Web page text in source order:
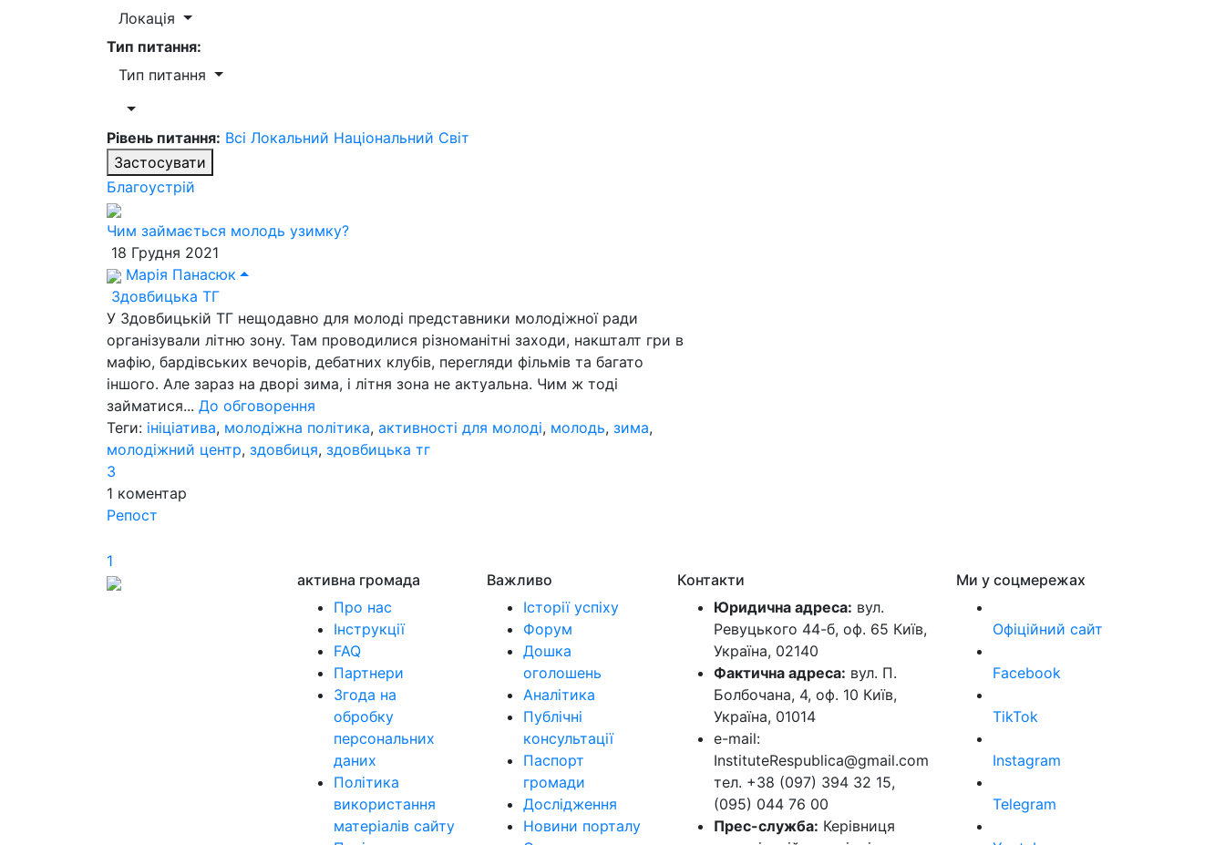
Локація
Тип питання:
Тип питання
Рівень питання: Всі Локальний Національний Світ
Застосувати
Благоустрій
Чим займається молодь узимку?
18 Грудня 2021
Марія Панасюк
Здовбицька ТГ
У Здовбицькій ТГ нещодавно для молоді представники молодіжної ради
організували літню зону. Там проводилися різноманітні заходи, накшталт гри в
мафію, бардівських вечорів, дебатних клубів, перегляди фільмів та багато
іншого. Але зараз на дворі зима, і літня зона не актуальна. Чим ж тоді
займатися... До обговорення
Теги: ініціатива, молодіжна політика, активності для молоді, молодь, зима,
молодіжний центр, здовбиця, здовбицька тг
3
1 коментар
Репост
1
активна громада
Про нас
Інструкції
FAQ
Партнери
Згода на
обробку
персональних
даних
Політика
використання
матеріалів сайту
Важливо
Історії успіху
Форум
Дошка
оголошень
Аналітика
Публічні
консультації
Паспорт
громади
Дослідження
Новини порталу
Контакти
Юридична адреса: вул.
Ревуцького 44-б, оф. 65 Київ,
Україна, 02140
Фактична адреса: вул. П.
Болбочана, 4, оф. 10 Київ,
Україна, 01014
e-mail:
InstituteRespublica@gmail.com
тел. +38 (097) 394 32 15,
(095) 044 76 00
Прес-служба: Керівниця
Ми у соцмережах
Офіційний сайт
Facebook
TikTok
Instagram
Telegram